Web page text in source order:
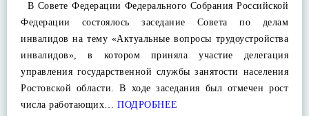
В Совете Федерации Федерального Собрания Российской
Федерации состоялось заседание Совета по делам
инвалидов на тему «Актуальные вопросы трудоустройства
инвалидов», в котором приняла участие делегация
управления государственной службы занятости населения
Ростовской области. В ходе заседания был отмечен рост
числа работающих… ПОДРОБНЕЕ